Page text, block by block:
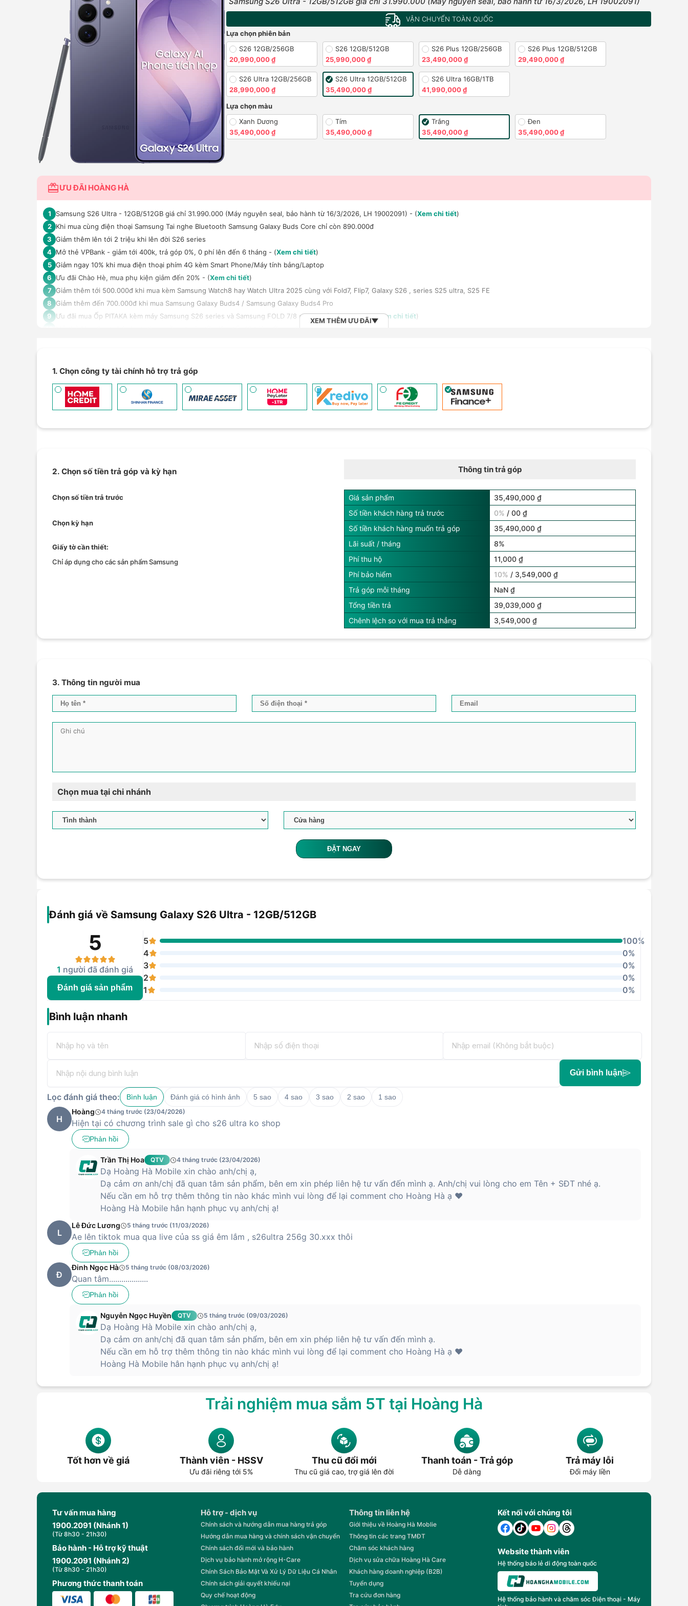
VẬN CHUYỂN TOÀN QUỐC
Lựa chọn phiên bản
S26 12GB/256GB
20,990,000 ₫
S26 12GB/512GB
25,990,000 ₫
S26 Plus 12GB/256GB
23,490,000 ₫
S26 Plus 12GB/512GB
29,490,000 ₫
S26 Ultra 12GB/256GB
28,990,000 ₫
S26 Ultra 12GB/512GB
35,490,000 ₫
S26 Ultra 16GB/1TB
41,990,000 ₫
Lựa chọn màu
Xanh Dương
35,490,000 ₫
Tím
35,490,000 ₫
Trắng
35,490,000 ₫
Đen
35,490,000 ₫
ƯU ĐÃI HOÀNG HÀ
1 Samsung S26 Ultra - 12GB/512GB giá chỉ 31.990.000 (Máy nguyên seal, bảo hành từ 16/3/2026, LH 19002091) - (Xem chi tiết)
2 Khi mua cùng điện thoại Samsung Tai nghe Bluetooth Samsung Galaxy Buds Core chỉ còn 890.000đ
3 Giảm thêm lên tới 2 triệu khi lên đời S26 series
4 Mở thẻ VPBank - giảm tới 400k, trả góp 0%, 0 phí lên đến 6 tháng - (Xem chi tiết)
5 Giảm ngay 10% khi mua điện thoại phím 4G kèm Smart Phone/Máy tính bảng/Laptop
6
Ưu đãi Chào Hè, mua phụ kiện giảm đến 20% - (Xem chi tiết)
7 Giảm thêm tới 500.000đ khi mua kèm Samsung Watch8 hay Watch Ultra 2025 cùng với Fold7, Flip7, Galaxy S26 , series S25 ultra, S25 FE
8
Giảm thêm đến 700.000đ khi mua Samsung Galaxy Buds4 / Samsung Galaxy Buds4 Pro
9
Ưu đãi mua Ốp PITAKA kèm máy Samsung S26 series và Samsung FOLD 7/8 series giảm 100.000đ - (Xem chi tiết)
13
Giảm 5% tối đa 500k khi thanh toán qua Spaylater - (
Giảm thêm 15% tối đa 1.000.000đ với các sản phẩm Loa, tai nghe Sony khi mua kèm với các sản phẩm: Laptop/ Điện thoại/ Đồng hồ thông minh - (
TPBank Evo - Giảm đến 500.000đ, trả góp 0%, 0 phí lên đến 6 tháng - (Xem chi tiết )
XEM THÊM ƯU ĐÃI
1. Chọn công ty tài chính hỗ trợ trả góp
2. Chọn số tiền trả góp và kỳ hạn
Chọn số tiền trả trước
Chọn kỳ hạn
Giấy tờ cần thiết:
Chỉ áp dụng cho các sản phẩm Samsung
Thông tin trả góp
Giá sản phẩm
35,490,000 ₫
Số tiền khách hàng trả trước
0% / 00 ₫
Số tiền khách hàng muốn trả góp
35,490,000 ₫
Lãi suất / tháng
8%
Phí thu hộ
11,000 ₫
Phí bảo hiểm
10% / 3,549,000 ₫
Trả góp mỗi tháng
NaN ₫
Tổng tiền trả
39,039,000 ₫
Chênh lệch so với mua trả thẳng
3,549,000 ₫
3. Thông tin người mua
Chọn mua tại chi nhánh
ĐẶT NGAY
Đánh giá về Samsung Galaxy S26 Ultra - 12GB/512GB
5
1 người đã đánh giá
Đánh giá sản phẩm
5
100%
4
0%
3
0%
2
0%
1
0%
Bình luận nhanh
Gửi bình luận
Lọc đánh giá theo: Bình luận Đánh giá có hình ảnh 5 sao 4 sao 3 sao 2 sao 1 sao
H
Hoàng 4 tháng trước (23/04/2026)
Hiện tại có chương trình sale gì cho s26 ultra ko shop
Phản hồi
Trần Thị Hoa QTV 4 tháng trước (23/04/2026)
Dạ Hoàng Hà Mobile xin chào anh/chị ạ,
Dạ cảm ơn anh/chị đã quan tâm sản phẩm, bên em xin phép liên hệ tư vấn đến mình ạ. Anh/chị vui lòng cho em Tên + SĐT nhé ạ.
Nếu cần em hỗ trợ thêm thông tin nào khác mình vui lòng để lại comment cho Hoàng Hà ạ ❤️
Hoàng Hà Mobile hân hạnh phục vụ anh/chị ạ!
L
Lê Đức Lương 5 tháng trước (11/03/2026)
Ae lên tiktok mua qua live của ss giá êm lắm , s26ultra 256g 30.xxx thôi
Phản hồi
Đ
Đinh Ngọc Hà 5 tháng trước (08/03/2026)
Quan tâm...................
Phản hồi
Nguyễn Ngọc Huyền QTV 5 tháng trước (09/03/2026)
Dạ Hoàng Hà Mobile xin chào anh/chị ạ,
Dạ cảm ơn anh/chị đã quan tâm sản phẩm, bên em xin phép liên hệ tư vấn đến mình ạ.
Nếu cần em hỗ trợ thêm thông tin nào khác mình vui lòng để lại comment cho Hoàng Hà ạ ❤️
Hoàng Hà Mobile hân hạnh phục vụ anh/chị ạ!
Trải nghiệm mua sắm 5T tại Hoàng Hà
Tốt hơn về giá Thành viên - HSSV
Ưu đãi riêng tới 5%
Thu cũ đổi mới
Thu cũ giá cao, trợ giá lên đời
Thanh toán - Trả góp
Dễ dàng
Trả máy lỗi
Đổi máy liền
Tư vấn mua hàng
1900.2091 (Nhánh 1)
(Từ 8h30 - 21h30)
Bảo hành - Hỗ trợ kỹ thuật
1900.2091 (Nhánh 2)
(Từ 8h30 - 21h30)
Phương thức thanh toán
Hỗ trợ - dịch vụ
Chính sách và hướng dẫn mua hàng trả góp
Hướng dẫn mua hàng và chính sách vận chuyển
Chính sách đổi mới và bảo hành
Dịch vụ bảo hành mở rộng H-Care
Chính Sách Bảo Mật Và Xử Lý Dữ Liệu Cá Nhân
Chính sách giải quyết khiếu nại
Quy chế hoạt động
Thông tin liên hệ
Giới thiệu về Hoàng Hà Moblie
Thông tin các trang TMĐT
Chăm sóc khách hàng
Dịch vụ sửa chữa Hoàng Hà Care
Khách hàng doanh nghiệp (B2B)
Tuyển dụng
Tra cứu đơn hàng
Kết nối với chúng tôi
Website thành viên
Hệ thống báo lẻ di động toàn quốc
Hệ thống bảo hành và chăm sóc Điện thoại - Máy